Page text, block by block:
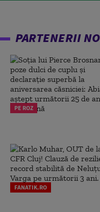
PARTENERII
PE ROZ
FANATIK.RO